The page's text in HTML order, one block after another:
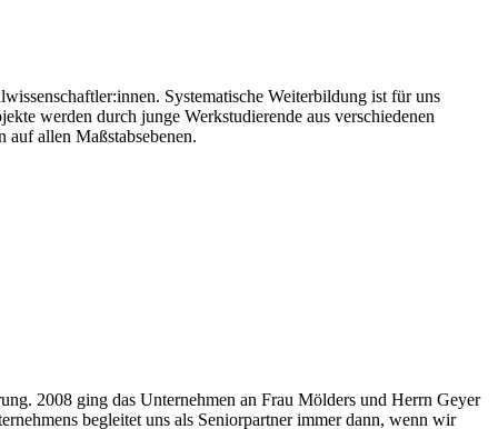
Systematische Weiterbildung ist für uns
werden durch junge Werkstudierende aus verschiedenen
auf allen Maßstabsebenen.
2008 ging das Unternehmen an Frau Mölders und Herrn Geyer
begleitet uns als Seniorpartner immer dann, wenn wir